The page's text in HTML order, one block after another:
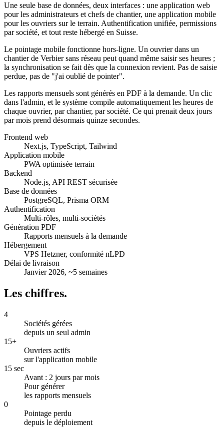
Une seule base de données, deux interfaces : une application web
pour les administrateurs et chefs de chantier, une application mobile
pour les ouvriers sur le terrain. Authentification unifiée, permissions
par société, et tout reste hébergé en Suisse.
Le pointage mobile fonctionne hors-ligne. Un ouvrier dans un
chantier de Verbier sans réseau peut quand même saisir ses heures ;
la synchronisation se fait dès que la connexion revient. Pas de saisie
perdue, pas de "j'ai oublié de pointer".
Les rapports mensuels sont générés en PDF à la demande. Un clic
dans l'admin, et le système compile automatiquement les heures de
chaque ouvrier, par chantier, par société. Ce qui prenait deux jours
par mois prend désormais quinze secondes.
Frontend web
Next.js, TypeScript, Tailwind
Application mobile
PWA optimisée terrain
Backend
Node.js, API REST sécurisée
Base de données
PostgreSQL, Prisma ORM
Authentification
Multi-rôles, multi-sociétés
Génération PDF
Rapports mensuels à la demande
Hébergement
VPS Hetzner, conformité nLPD
Délai de livraison
Janvier 2026, ~5 semaines
Les chiffres.
4
Sociétés gérées
depuis un seul admin
15+
Ouvriers actifs
sur l'application mobile
15 sec
Avant : 2 jours par mois
Pour générer
les rapports mensuels
0
Pointage perdu
depuis le déploiement